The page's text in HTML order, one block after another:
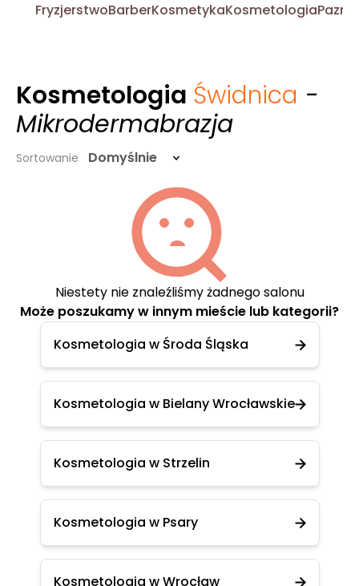
FryzjerstwoBarberKosmetykaKosmetologia
Kosmetologia Świdnica -
Mikrodermabrazja
Sortowanie Domyślnie
Niestety nie znaleźliśmy żadnego salonu
Może poszukamy w innym mieście lub kategorii?
Kosmetologia w Środa Śląska
Kosmetologia w Bielany Wrocławskie
Kosmetologia w Strzelin
Kosmetologia w Psary
Kosmetologia w Wrocław